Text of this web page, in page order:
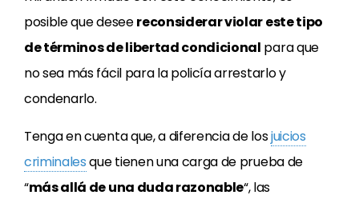
posible que deseereconsiderar violar este tipo
de términos de libertad condicional para que
no sea más fácil para la policía arrestarlo y
condenarlo.
Tenga en cuenta que, a diferencia de losjuicios
criminalesque tienen una carga de prueba de
“más allá de una duda razonable“, las